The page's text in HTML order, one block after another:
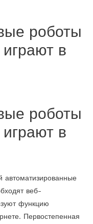
роботы
в
роботы
в
автоматизированные
веб-
функцию
Первостепенная